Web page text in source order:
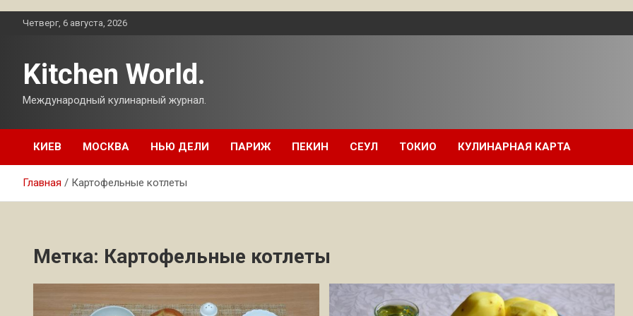
ПерейтиЧетверг, 6 августа, 2026
Kitchen World.
Международный кулинарный журнал.
КИЕВ МОСКВА НЬЮ ДЕЛИ ПАРИЖ ПЕКИН СЕУЛ ТОКИО КУЛИНАРНАЯ КАРТА
Главная Картофельные котлеты
Метка: Картофельные котлеты